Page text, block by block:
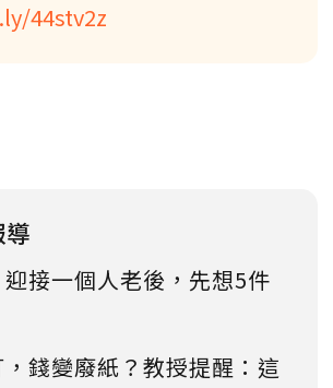
44stv2z
接一個人老後，先想5件
錢變廢紙？教授提醒：這